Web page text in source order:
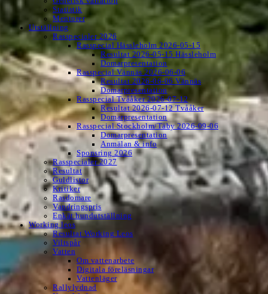
Statistik
Mentorer
Utställning
Rasspecialer 2026
Rasspecial Hässleholm 2026-05-15
Resultat 2026-05-15 Hässleholm
Domarpresentation
Rasspecial Vännäs 2026-06-06
Resultat 2026-06-06 Vännäs
Domarpresentation
Rasspecial Tvååker 2026-07-12
Resultat 2026-07-12 Tvååker
Domarpresentation
Rasspecial Stockholm/Täby 2026-09-06
Domarpresentation
Anmälan & info
Sponsring 2026
Rasspecialer 2027
Resultat
Guldlistor
Kritiker
Rasdomare
Vandringspris
Enkät hundutställning
Working leos
Resultat Working Leos
Viltspår
Vatten
Om vattenarbete
Digitala föreläsningar
Vattenläger
Rallylydnad